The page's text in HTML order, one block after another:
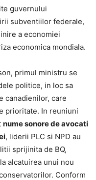
guvernului
subventiilor federale,
a economiei
economica mondiala.
primul ministru se
politice, in loc sa
canadienilor, care
In reuniuni
nume sonore de avocati
, liderii PLC si NPD au
sprijinita de BQ,
alcatuirea unui nou
Conform